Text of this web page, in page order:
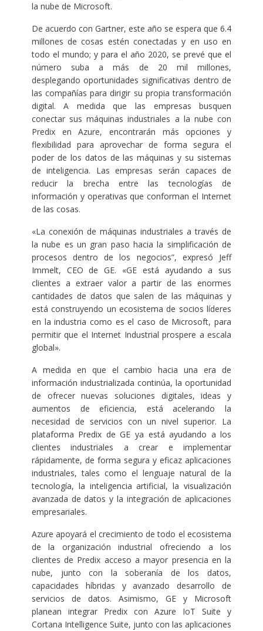
la nube de Microsoft.
De acuerdo con Gartner, este año se espera que 6.4
millones de cosas estén conectadas y en uso en
todo el mundo; y para el año 2020, se prevé que el
número suba a más de 20 mil millones,
desplegando oportunidades significativas dentro de
las compañías para dirigir su propia transformación
digital. A medida que las empresas busquen
conectar sus máquinas industriales a la nube con
Predix en Azure, encontrarán más opciones y
flexibilidad para aprovechar de forma segura el
poder de los datos de las máquinas y su sistemas
de inteligencia. Las empresas serán capaces de
reducir la brecha entre las tecnologías de
información y operativas que conforman el Internet
de las cosas.
«La conexión de máquinas industriales a través de
la nube es un gran paso hacia la simplificación de
procesos dentro de los negocios”, expresó Jeff
Immelt, CEO de GE. «GE está ayudando a sus
clientes a extraer valor a partir de las enormes
cantidades de datos que salen de las máquinas y
está construyendo un ecosistema de socios líderes
en la industria como es el caso de Microsoft, para
permitir que el Internet Industrial prospere a escala
global».
A medida en que el cambio hacia una era de
información industrializada continúa, la oportunidad
de ofrecer nuevas soluciones digitales, ideas y
aumentos de eficiencia, está acelerando la
necesidad de servicios con un nivel superior. La
plataforma Predix de GE ya está ayudando a los
clientes industriales a crear e implementar
rápidamente, de forma segura y eficaz aplicaciones
industriales, tales como el lenguaje natural de la
tecnología, la inteligencia artificial, la visualización
avanzada de datos y la integración de aplicaciones
empresariales.
Azure apoyará el crecimiento de todo el ecosistema
de la organización industrial ofreciendo a los
clientes de Predix acceso a mayor presencia en la
nube, junto con la soberanía de los datos,
capacidades híbridas y avanzado desarrollo de
servicios de datos. Asimismo, GE y Microsoft
planean integrar Predix con Azure IoT Suite y
Cortana Intelligence Suite, junto con las aplicaciones